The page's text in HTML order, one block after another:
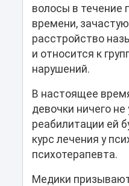
волосы в течение
времени,
расстройство
и относится к
нарушений.
В настоящее
девочки ничего
реабилитации ей
курс лечения у
психотерапевта.
Медики